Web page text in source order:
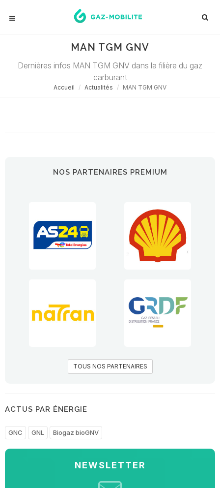
MAN TGM GNV
Dernières infos MAN TGM GNV dans la filière du gaz
carburant
Accueil Actualités MAN TGM GNV
NOS PARTENAIRES PREMIUM
TOUS NOS PARTENAIRES
ACTUS PAR ÉNERGIE
GNC GNL Biogaz bioGNV
NEWSLETTER